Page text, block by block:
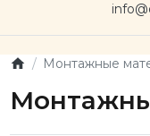
Монтажные